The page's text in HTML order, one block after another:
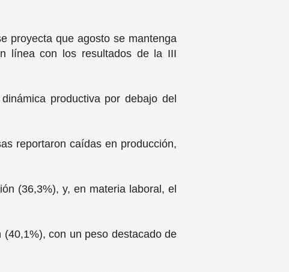
proyecta que agosto se mantenga
línea con los resultados de la III
productiva por debajo del
reportaron caídas en producción,
(36,3%), y, en materia laboral, el
con un peso destacado de